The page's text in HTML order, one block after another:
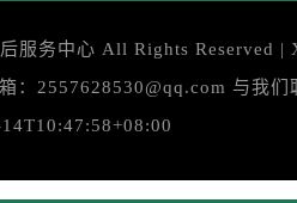
服务中心 All Rights Reserved |
2557628530@qq.com 与我